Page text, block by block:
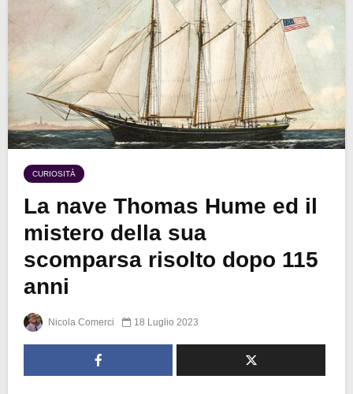
CURIOSITÀ
La nave Thomas Hume ed il
mistero della sua
scomparsa risolto dopo 115
anni
Nicola Comerci 18 Luglio 2023